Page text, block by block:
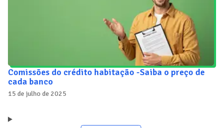
Comissões do crédito habitação -Saiba o preço de
cada banco
15 de julho de 2025